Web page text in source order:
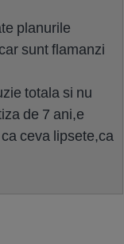
planurile
sunt flamanzi
totala si nu
de 7 ani,e
ceva lipsete,ca